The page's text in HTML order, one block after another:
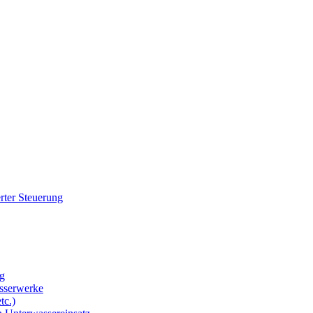
Steuerung